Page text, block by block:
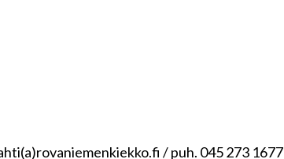
/ puh. 045 273 1677